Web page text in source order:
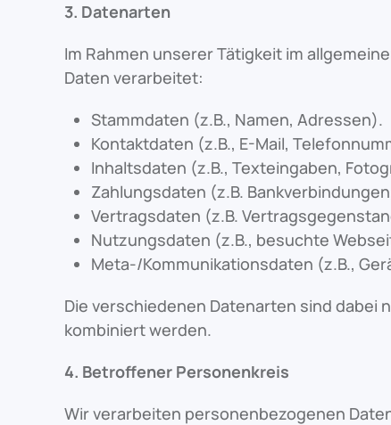
3. Datenarten
Im Rahmen unserer Tätigkeit im
Daten verarbeitet:
Stammdaten (z.B., Namen, Adressen).
Kontaktdaten (z.B., E-Mail,
Inhaltsdaten (z.B., Texteingaben,
Zahlungsdaten (z.B.
Vertragsdaten (z.B.
Nutzungsdaten (z.B., besuchte
Meta-/Kommunikationsdaten (z.B.,
Die verschiedenen Datenarten sind
kombiniert werden.
4. Betroffener Personenkreis
Wir verarbeiten personenbezogenen